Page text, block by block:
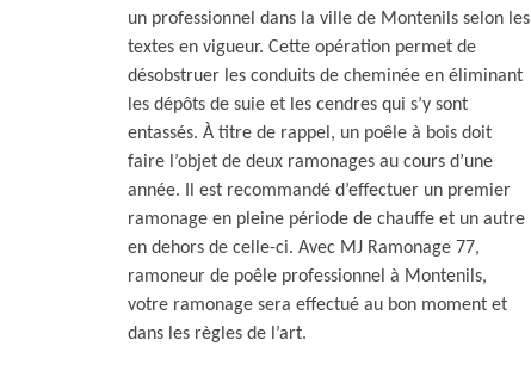
un professionnel dans la ville de Montenils selon les
textes en vigueur. Cette opération permet de
désobstruer les conduits de cheminée en éliminant
les dépôts de suie et les cendres qui s’y sont
entassés. À titre de rappel, un poêle à bois doit
faire l’objet de deux ramonages au cours d’une
année. Il est recommandé d’effectuer un premier
ramonage en pleine période de chauffe et un autre
en dehors de celle-ci. Avec MJ Ramonage 77,
ramoneur de poêle professionnel à Montenils,
votre ramonage sera effectué au bon moment et
dans les règles de l’art.